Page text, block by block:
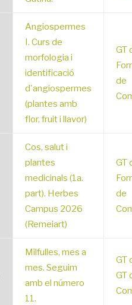
Angiospermes
I. Curs de
morfologia i
identificació
d'angiospermes
(plantes amb
flor, fruit i llavor)
GT
de
Cos, salut i
plantes
medicinals (1a.
part). Herbes
Campus 2026
(Remeiart)
GT
de
Milfulles, mes a
mes. Seguim
amb el número
11.
GT
GT